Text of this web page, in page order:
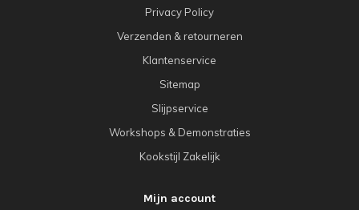
Privacy Policy
Verzenden & retourneren
Klantenservice
Sitemap
Slijpservice
Workshops & Demonstraties
Kookstijl Zakelijk
Mijn account